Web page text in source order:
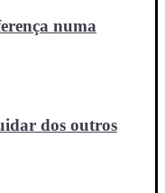
numa
dos outros